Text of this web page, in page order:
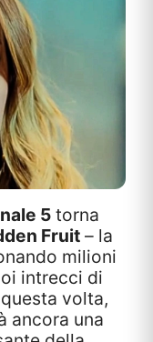
5 torna
Fruit – la
milioni
intrecci di
volta,
ancora una